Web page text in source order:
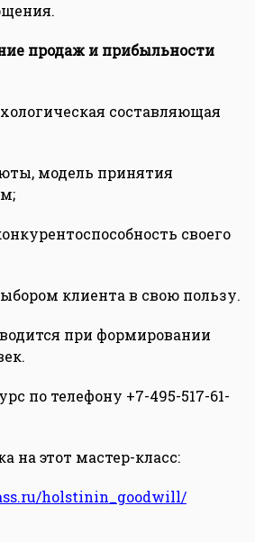
продаж и прибыльности
составляющая
модель принятия
своего
клиента в свою пользу.
при формировании
по телефону +7-495-517-61-
на этот мастер-класс:
holstinin_goodwill/